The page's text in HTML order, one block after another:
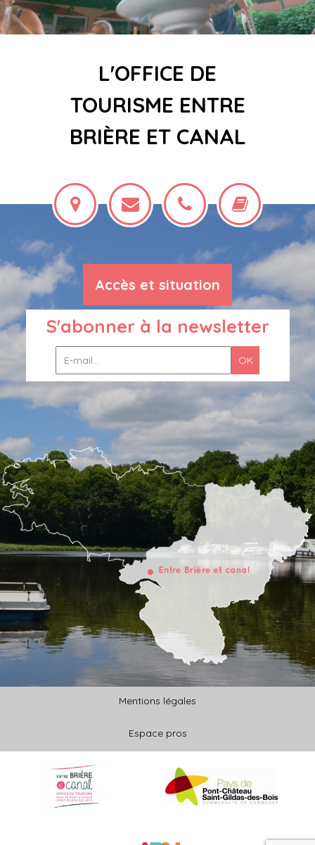
L'OFFICE DE
TOURISME ENTRE
BRIÈRE ET CANAL
Accès et situation
S'abonner à la newsletter
Mentions légales
Espace pros